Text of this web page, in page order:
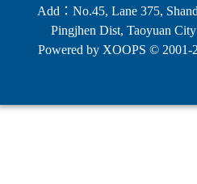
Add：No.45, Lane 375,
Pingjhen Dist, Taoyuan
Powered by XOOPS © 2001-